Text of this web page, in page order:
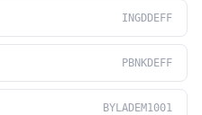
INGDDEFF
PBNKDEFF
BYLADEM1001